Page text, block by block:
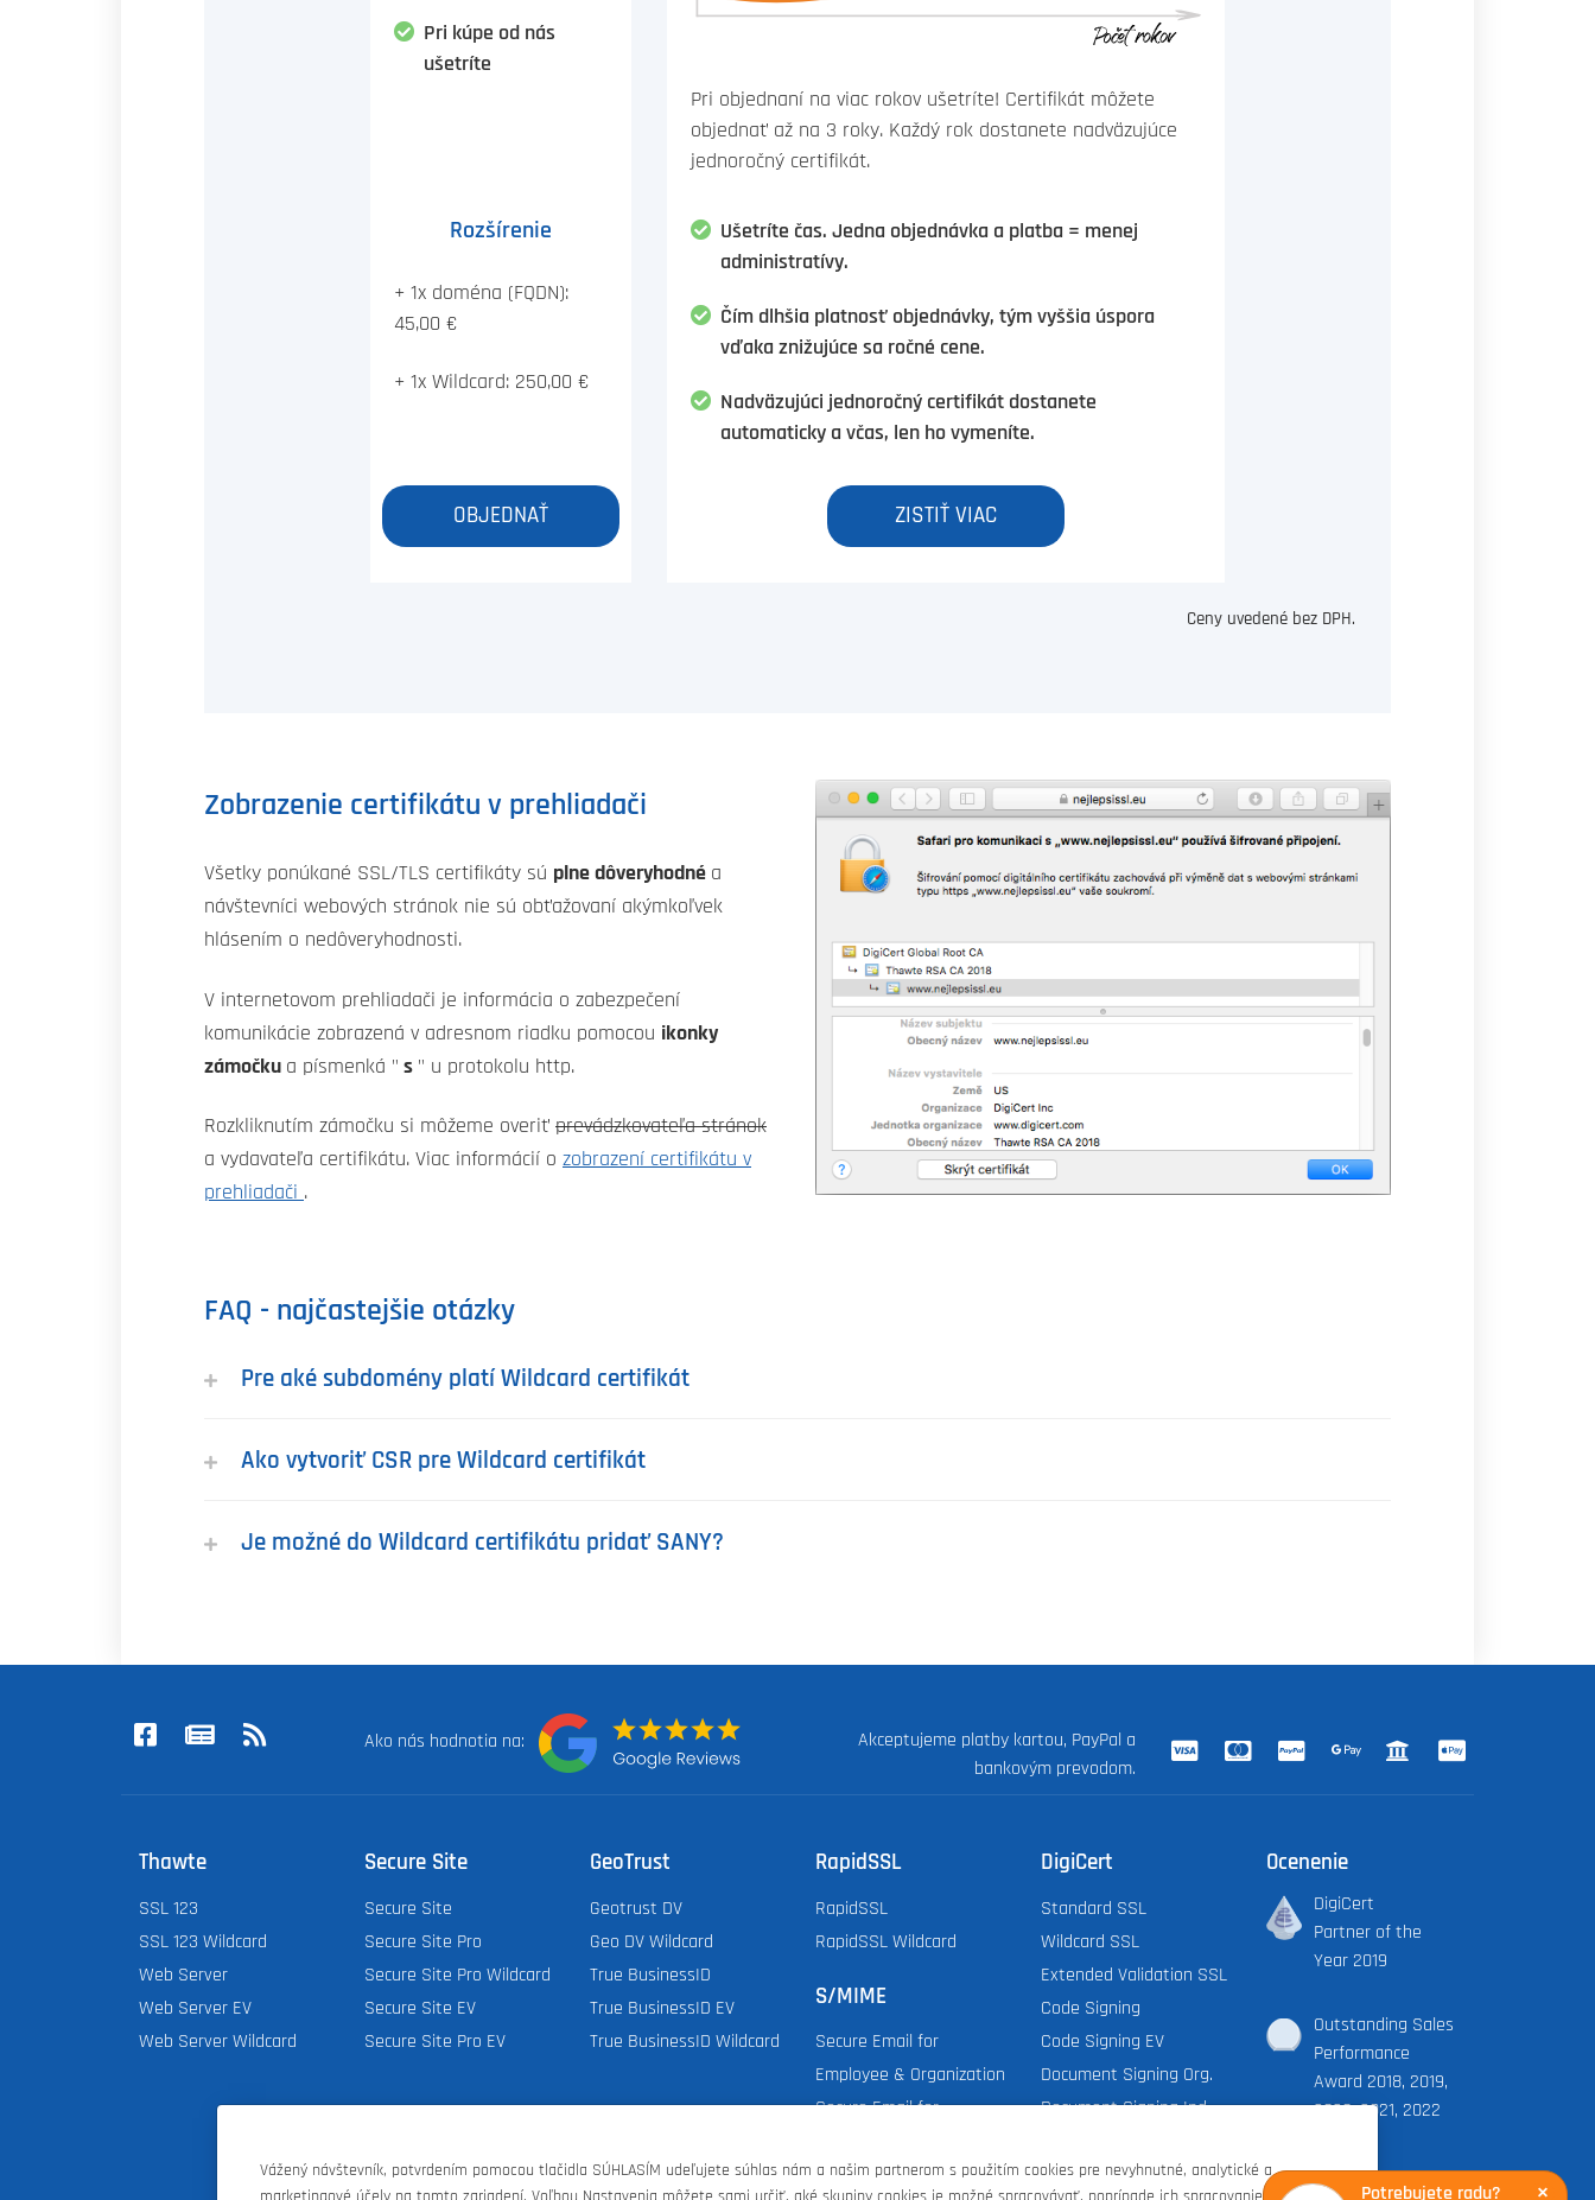
×
Potrebujete radu?
Pri kúpe od nás
ušetríte
Rozšírenie
+ 1x doména (FQDN):
45,00 €
+ 1x Wildcard: 250,00 €
OBJEDNAŤ
Pri objednaní na viac rokov ušetríte! Certifikát môžete
objednať až na 3 roky. Každý rok dostanete nadväzujúce
jednoročný certifikát.
Ušetríte čas. Jedna objednávka a platba = menej
administratívy.
Čím dlhšia platnosť objednávky, tým vyššia úspora
vďaka znižujúce sa ročné cene.
Nadväzujúci jednoročný certifikát dostanete
automaticky a včas, len ho vymeníte.
ZISTIŤ VIAC
Ceny uvedené bez DPH.
Zobrazenie certifikátu v prehliadači
Všetky ponúkané SSL/TLS certifikáty sú plne dôveryhodné a
návštevníci webových stránok nie sú obťažovaní akýmkoľvek
hlásením o nedôveryhodnosti.
V internetovom prehliadači je informácia o zabezpečení
komunikácie zobrazená v adresnom riadku pomocou ikonky
zámočku a písmenká " s " u protokolu http.
Rozkliknutím zámočku si môžeme overiť prevádzkovateľa stránok
a vydavateľa certifikátu. Viac informácií o zobrazení certifikátu v
prehliadači .
FAQ - najčastejšie otázky
Pre aké subdomény platí Wildcard certifikát
Ako vytvoriť CSR pre Wildcard certifikát
Je možné do Wildcard certifikátu pridať SANY?
Ako nás hodnotia na:
Akceptujeme platby kartou, PayPal a
bankovým prevodom.
Thawte
SSL 123
SSL 123 Wildcard
Web Server
Web Server EV
Web Server Wildcard
Secure Site
Secure Site
Secure Site Pro
Secure Site Pro Wildcard
Secure Site EV
Secure Site Pro EV
GeoTrust
Geotrust DV
Geo DV Wildcard
True BusinessID
True BusinessID EV
True BusinessID Wildcard
RapidSSL
RapidSSL
RapidSSL Wildcard
S/MIME
Secure Email for
Employee & Organization
Secure Email for
DigiCert
Standard SSL
Wildcard SSL
Extended Validation SSL
Code Signing
Code Signing EV
Document Signing Org.
Document Signing Ind.
Ocenenie
DigiCert
Partner of the
Year 2019
Outstanding Sales
Performance
Award 2018, 2019,
2020, 2021, 2022
Vážený návštevník, potvrdením pomocou tlačidla SÚHLASÍM udeľujete súhlas nám a našim partnerom s použitím cookies pre nevyhnutné, analytické a
marketingové účely na tomto zariadení. Voľbou Nastavenia môžete sami určiť, aké skupiny cookies je možné spracovávať, poprípade ich spracovanie úplne